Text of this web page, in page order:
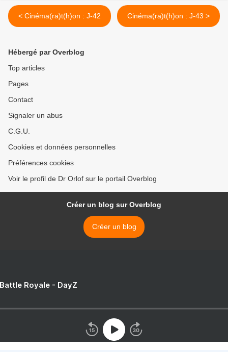
< Cinéma(ra)t(h)on : J-42 Cinéma(ra)t(h)on : J-43 >
Hébergé par Overblog
Top articles
Pages
Contact
Signaler un abus
C.G.U.
Cookies et données personnelles
Préférences cookies
Voir le profil de Dr Orlof sur le portail Overblog
Créer un blog sur Overblog
Créer un blog
Royale - DayZ